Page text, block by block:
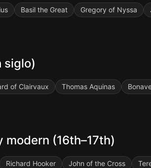
Basil the Great Gregory of Nyssa
siglo)
of Clairvaux Thomas Aquinas
modern (16th–17th)
Richard Hooker John of the Cross